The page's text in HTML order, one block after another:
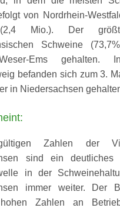
von Nordrhein-
Mio.). Der
Schweine
Ems gehalten.
befanden sich zum 3.
in Niedersachsen
Zahlen der
sind ein deutliches
in der
immer weiter. Der
Zahlen an